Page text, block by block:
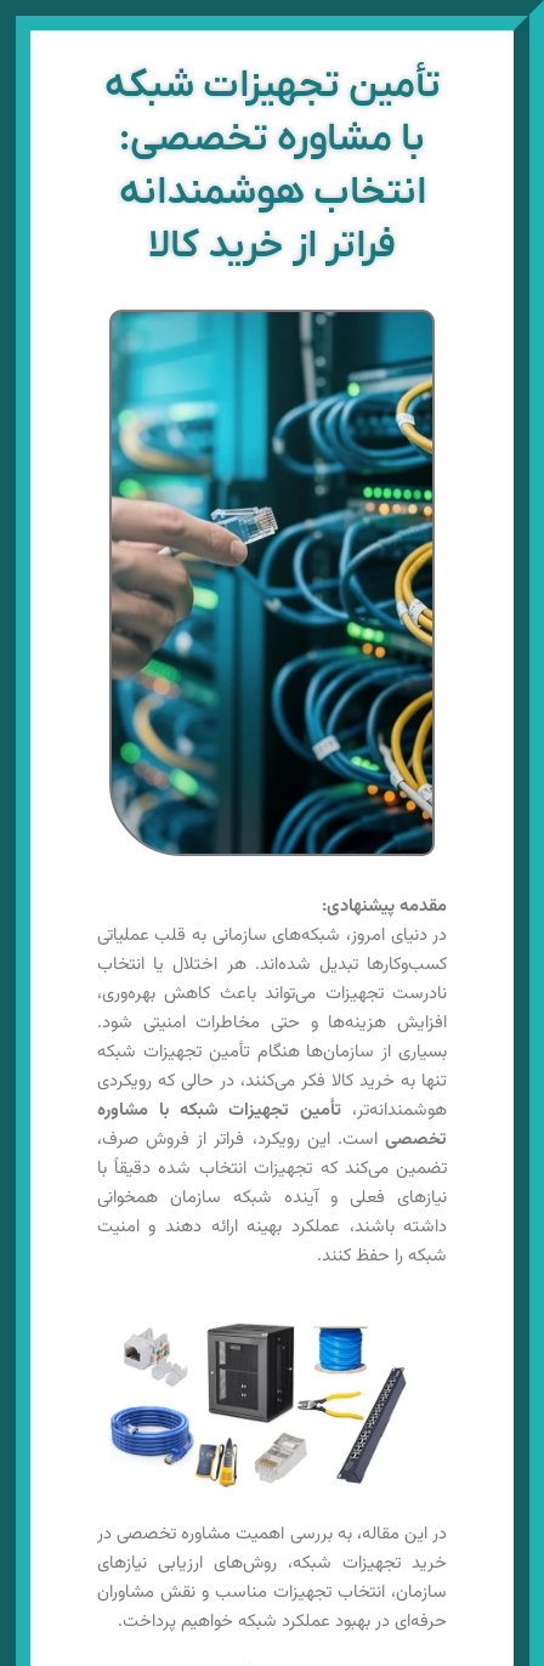
پرش
تأمین تجهیزات شبکه
با مشاوره تخصصی:
انتخاب هوشمندانه
فراتر از خرید کالا
مقدمه پیشنهادی:
در دنیای امروز، شبکه‌های سازمانی به قلب عملیاتی
کسب‌وکارها تبدیل شده‌اند. هر اختلال یا انتخاب
نادرست تجهیزات می‌تواند باعث کاهش بهره‌وری،
افزایش هزینه‌ها و حتی مخاطرات امنیتی شود.
بسیاری از سازمان‌ها هنگام تأمین تجهیزات شبکه
تنها به خرید کالا فکر می‌کنند، در حالی که رویکردی
هوشمندانه‌تر، تأمین تجهیزات شبکه با مشاوره
تخصصیاست. این رویکرد، فراتر از فروش صرف،
تضمین می‌کند که تجهیزات انتخاب شده دقیقاً با
نیازهای فعلی و آینده شبکه سازمان همخوانی
داشته باشند، عملکرد بهینه ارائه دهند و امنیت
شبکه را حفظ کنند.
در این مقاله، به بررسی اهمیت مشاوره تخصصی در
خرید تجهیزات شبکه، روش‌های ارزیابی نیازهای
سازمان، انتخاب تجهیزات مناسب و نقش مشاوران
حرفه‌ای در بهبود عملکرد شبکه خواهیم پرداخت.